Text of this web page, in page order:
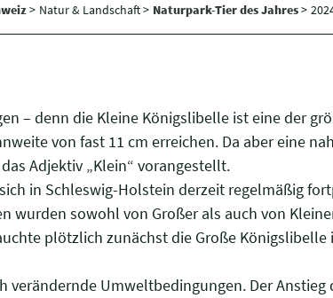
> Natur & Landschaft > Naturpark-Tier des Jahres>
– denn die Kleine Königslibelle ist eine der
von fast 11 cm erreichen. Da aber eine
Adjektiv „Klein“ vorangestellt.
in Schleswig-Holstein derzeit regelmäßig
wurden sowohl von Großer als auch von
plötzlich zunächst die Große
verändernde Umweltbedingungen. Der